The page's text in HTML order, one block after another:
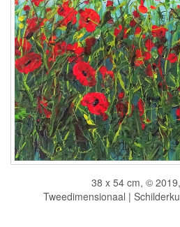
38 x 54 cm, ©
Tweedimensionaal |